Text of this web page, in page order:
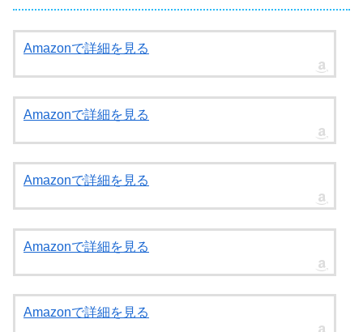
Amazonで詳細を見る
Amazonで詳細を見る
Amazonで詳細を見る
Amazonで詳細を見る
Amazonで詳細を見る